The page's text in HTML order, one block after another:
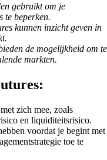
gebruikt om je
te beperken.
kunnen inzicht geven in
de mogelijkheid om te
markten.
zich mee, zoals
en liquiditeitsrisico.
voordat je begint met
toe te